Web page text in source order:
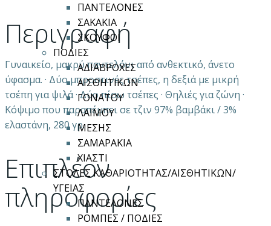
ΠΑΝΤΕΛΟΝΕΣ
ΣΑΚΑΚΙΑ
ΣΚΟΥΦΟΙ
ΠΟΔΙΕΣ
ΑΔΙΑΒΡΟΧΕΣ
ΑΙΣΘΗΤΙΚΩΝ
ΓΟΝΑΤΟΥ
ΛΑΙΜΟΥ
ΜΕΣΗΣ
ΣΑΜΑΡΑΚΙΑ
ΧΙΑΣΤΙ
ΣΤΟΛΕΣ ΚΑΘΑΡΙΟΤΗΤΑΣ/ΑΙΣΘΗΤΙΚΩΝ/
ΥΓΕΙΑΣ
ΠΑΝΤΕΛΟΝΕΣ
ΡΟΜΠΕΣ / ΠΟΔΙΕΣ
Περιγραφή
Γυναικείο, μακρύ παντελόνι από ανθεκτικό, άνετο
ύφασμα. · Δύο μπροστινές τσέπες, η δεξιά με μικρή
τσέπη για ψιλά · Δύο πίσω τσέπες · Θηλιές για ζώνη ·
Κόψιμο που παραπέμπει σε τζιν 97% βαμβάκι / 3%
ελαστάνη, 280 γρ.
Επιπλέον
πληροφορίες